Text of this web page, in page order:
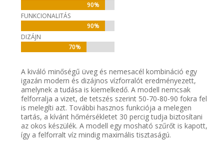
90%
90%
FUNKCIONALITÁS
90%
90%
DIZÁJN
70%
70%
A kiváló minőségű üveg és nemesacél kombináció egy
igazán modern és dizájnos vízforralót eredményezett,
amelynek a tudása is kiemelkedő. A modell nemcsak
felforralja a vizet, de tetszés szerint 50-70-80-90 fokra fel
is melegíti azt. További hasznos funkciója a melegen
tartás, a kívánt hőmérsékletet 30 percig tudja biztosítani
az okos készülék. A modell egy mosható szűrőt is kapott,
így a felforralt víz mindig maximális tisztaságú.